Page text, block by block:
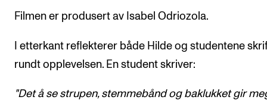
Finn ansatte
For ansatte og studenter
Filmen er produsert av Isabel Odriozola.
I etterkant reflekterer både Hilde og studentene
rundt opplevelsen. En student skriver:
"Det å se strupen, stemmebånd og baklukket gir